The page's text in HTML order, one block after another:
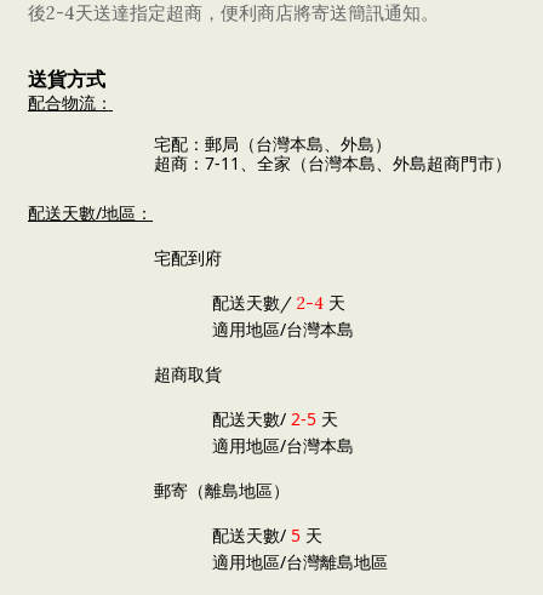
後2-4天送達指定超商，便利商店將寄送簡訊通知。
送貨方式
配合物流：
宅配：郵局（台灣本島、外島）
超商：7-11、全家（台灣本島、外島超商門市）
配送天數/地區：
宅配到府
配送天數/ 2-4 天
適用地區/台灣本島
超商取貨
配送天數/ 2-5 天
適用地區/台灣本島
郵寄（離島地區）
配送天數/ 5 天
適用地區/台灣離島地區